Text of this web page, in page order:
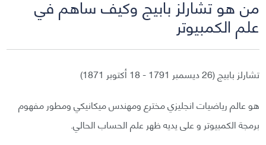
من هو تشارلز بابيج وكيف ساهم في
علم الكمبيوتر
تشارلز بابيج (26 ديسمبر 1791 - 18 أكتوبر 1871)
هو عالم رياضيات انجليزي مخترع ومهندس ميكانيكي ومطور مفهوم
برمجة الكمبيوتر و على يديه ظهر علم الحساب الحالي.